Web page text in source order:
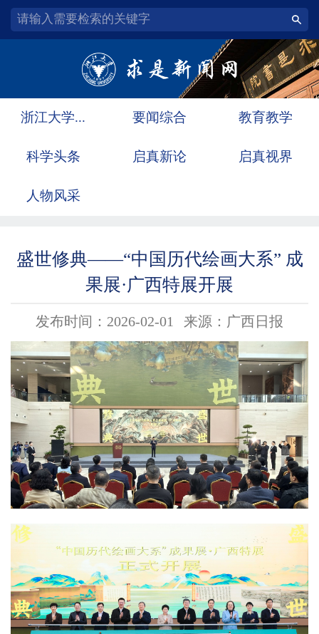
浙江大学... 要闻综合 教育教学
科学头条 启真新论 启真视界
人物风采
盛世修典——“中国历代绘画大系” 成
果展·广西特展开展
发布时间：2026-02-01 来源：广西日报